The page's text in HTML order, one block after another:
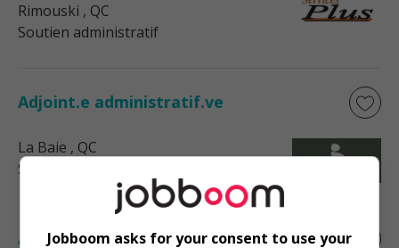
Rimouski , QC
Soutien administratif
Adjoint.e administratif.ve
La Baie , QC
Soutien administratif
Adjoint technique
Jobboom asks for your consent to use your